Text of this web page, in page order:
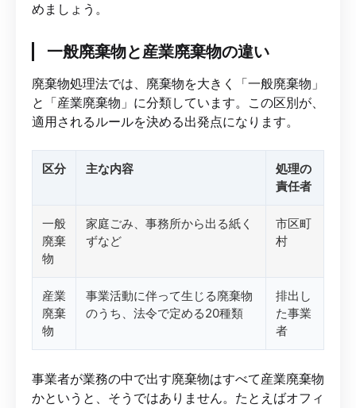
めましょう。
一般廃棄物と産業廃棄物の違い
廃棄物処理法では、廃棄物を大きく「一般廃棄物」
と「産業廃棄物」に分類しています。この区別が、
適用されるルールを決める出発点になります。
区分 主な内容
処理の
責任者
一般
廃棄
物
家庭ごみ、事務所から出る紙く
ずなど
市区町
村
産業
廃棄
物
事業活動に伴って生じる廃棄物
のうち、法令で定める20種類
排出し
た事業
者
事業者が業務の中で出す廃棄物はすべて産業廃棄物
かというと、そうではありません。たとえばオフィ